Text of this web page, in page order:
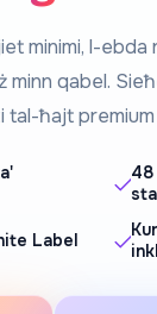
minimi, l-ebda
qabel.
ħajt premium
48
Label